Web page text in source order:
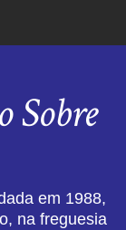
Sobre
em 1988,
na freguesia